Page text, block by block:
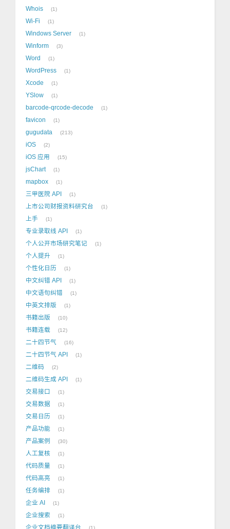
Whois 1
Wi-Fi 1
Windows Server 1
Winform 3
Word 1
WordPress 1
Xcode 1
YSlow 1
barcode-qrcode-decode 1
favicon 1
gugudata 213
iOS 2
iOS 应用 15
jsChart 1
mapbox 1
三甲医院 API 1
上市公司财报资料研究台 1
上手 1
专业录取线 API 1
个人公开市场研究笔记 1
个人提升 1
个性化日历 1
中文纠错 API 1
中文语句纠错 1
中英文排版 1
书籍出版 10
书籍连载 12
二十四节气 16
二十四节气 API 1
二维码 2
二维码生成 API 1
交易接口 1
交易数据 1
交易日历 1
产品功能 1
产品案例 30
人工复核 1
代码质量 1
代码高亮 1
任务编排 1
企业 AI 1
企业搜索 1
企业文档摘要翻译台 1